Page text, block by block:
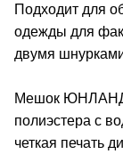
Подходит для
одежды для
двумя
Мешок
полиэстера с
четкая печать